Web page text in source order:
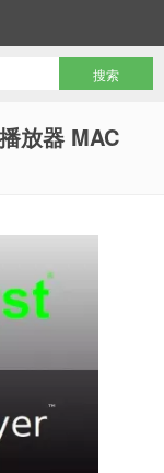
放器 MAC